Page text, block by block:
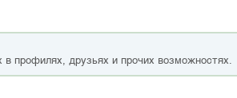
в профилях, друзьях и прочих возможностях.